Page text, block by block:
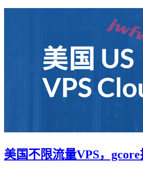
美国不限流量VPS，